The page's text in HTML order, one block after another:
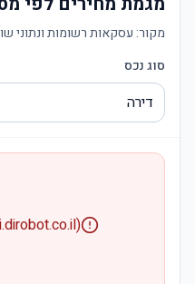
מקור: עסקאות רשומות ונתוני
סוג נכס